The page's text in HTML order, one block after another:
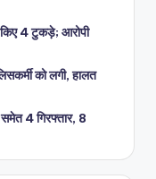
4 टुकड़े; आरोपी
को लगी, हालत
4 गिरफ्तार, 8